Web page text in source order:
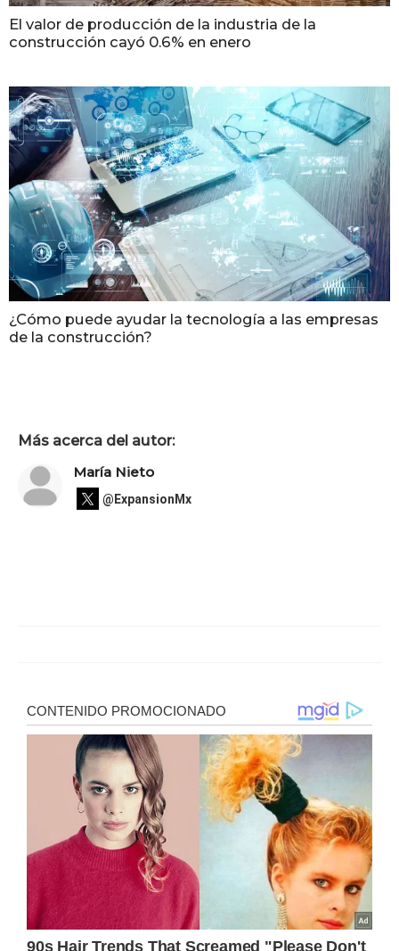
El valor de producción de la industria de la
construcción cayó 0.6% en enero
¿Cómo puede ayudar la tecnología a las empresas
de la construcción?
Más acerca del autor:
María Nieto
@ExpansionMx